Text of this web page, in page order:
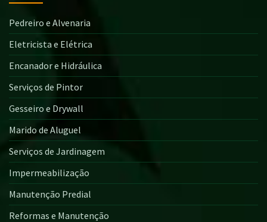
Pedreiro e Alvenaria
Eletricista e Elétrica
Encanador e Hidráulica
Serviços de Pintor
Gesseiro e Drywall
Marido de Aluguel
Serviços de Jardinagem
Impermeabilização
Manutenção Predial
Reformas e Manutenção